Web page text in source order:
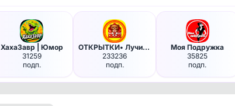
ХахаЗавр | Юмор
31259
подп.
ОТКРЫТКИ• Лучик Добра• пожела…
233236
подп.
Моя Подружка
35825
подп.